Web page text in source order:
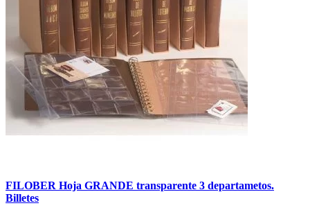
FILOBER Hoja GRANDE transparente 3 departametos.
Billetes